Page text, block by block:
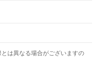
：装備あり
は異なる場合がございますの